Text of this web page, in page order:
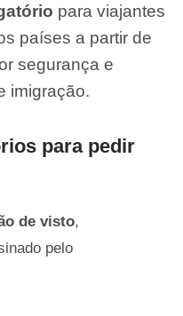
para viajantes
países a partir de
segurança e
imigração.
para pedir
de visto,
pelo